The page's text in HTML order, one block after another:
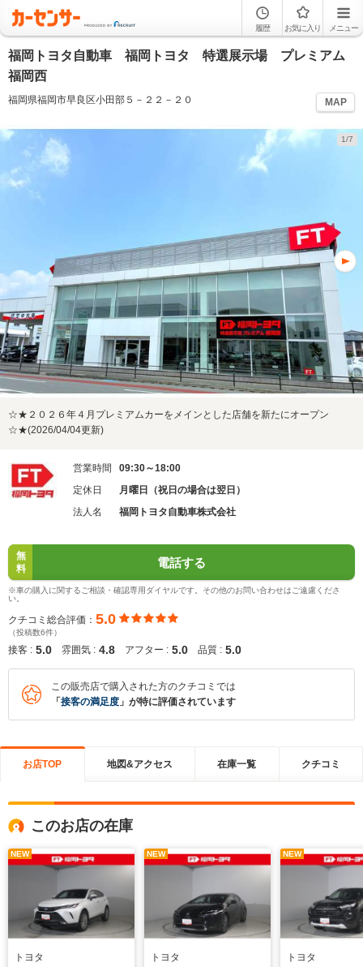
履歴 お気に入り メニュー
福岡トヨタ自動車 福岡トヨタ 特選展示場 プレミアム
福岡西
福岡県福岡市早良区小田部５－２２－２０ MAP
1/7
☆★２０２６年４月プレミアムカーをメインとした店舗を新たにオープン
☆★(2026/04/04更新)
営業時間
09:30～18:00
定休日
月曜日（祝日の場合は翌日）
法人名
福岡トヨタ自動車株式会社
無
料
電話する
※車の購入に関するご相談・確認専用ダイヤルです。その他のお問い合わせはご遠慮くださ
い。
クチコミ総合評価： 5.0
（投稿数6件）
接客 : 5.0 雰囲気 : 4.8 アフター : 5.0 品質 : 5.0
この販売店で購入された方のクチコミでは
「 接客の満足度 」が特に評価されています
お店TOP 地図&アクセス 在庫一覧 クチコミ
このお店の在庫
NEW
トヨタ
NEW
トヨタ
NEW
トヨタ